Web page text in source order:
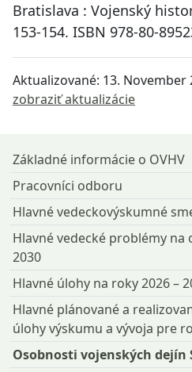
Bratislava : Vojenský
153-154. ISBN 978-80-
Aktualizované: 13. November
zobraziť aktualizácie
Základné informácie o OVHV
Pracovníci odboru
Hlavné vedeckovýskumné
Hlavné vedecké problémy na
2030
Hlavné úlohy na roky 2026 –
Hlavné plánované a
úlohy výskumu a vývoja pre
Osobnosti vojenských dejín